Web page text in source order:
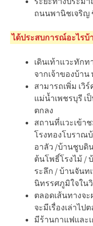
ถนนพานิชเจริญ
ได้ประสบการณ์อะไรบ้
เดินเท้าแวะทักท
จากเจ้าของบ้า
สามารถเพิ่ม เวิ
แม่น้ำเพชรบุรี เ
ตกลง
สถานที่แวะเข้า
โรงทองโบราณ
อาลัว /บ้านชูบดิ
ต้นโพธิ์โรงไม้ /
ระลึก / บ้านจันท
นิทรรศภูมิใจใน
ตลอดเส้นทางจ
จะมีเรื่องเล่าไป
มีร้านกาแฟและ